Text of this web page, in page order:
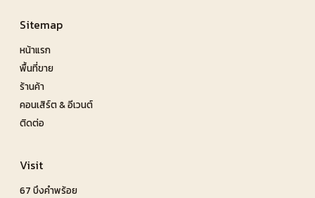
Sitemap
หน้าแรก
พื้นที่ขาย
ร้านค้า
คอนเสิร์ต & อีเวนต์
ติดต่อ
Visit
67 บึงคำพร้อย